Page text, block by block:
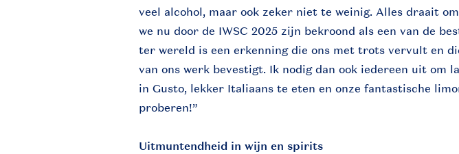
veel alcohol, maar ook zeker niet te weinig. Alles draait
we nu door de IWSC 2025 zijn bekroond als een van de
ter wereld is een erkenning die ons met trots vervult en
van ons werk bevestigt. Ik nodig dan ook iedereen uit om
in Gusto, lekker Italiaans te eten en onze fantastische
proberen!”
Uitmuntendheid in wijn en spirits